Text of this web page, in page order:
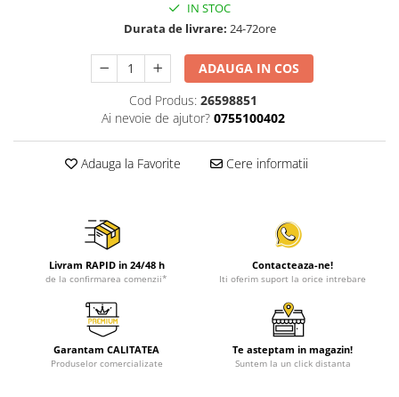
IN STOC
Durata de livrare: 24-72ore
ADAUGA IN COS
Cod Produs: 26598851
Ai nevoie de ajutor? 0755100402
Adauga la Favorite Cere informatii
Livram RAPID in 24/48 h
de la confirmarea comenzii*
Contacteaza-ne!
Iti oferim suport la orice intrebare
Garantam CALITATEA
Produselor comercializate
Te asteptam in magazin!
Suntem la un click distanta